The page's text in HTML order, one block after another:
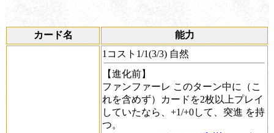
カード名 能力
1コスト1/1(3/3) 自然
【進化前】
ファンファーレ このターン中に（こ
れを含めず）カードを2枚以上プレイ
していたなら、+1/+0して、 突進 を持
つ。